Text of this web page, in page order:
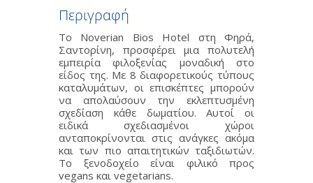
Περιγραφή
Το Noverian Bios Hotel στη Φηρά,
Σαντορίνη, προσφέρει μια πολυτελή
εμπειρία φιλοξενίας μοναδική στο
είδος της. Με 8 διαφορετικούς τύπους
καταλυμάτων, οι επισκέπτες μπορούν
να απολαύσουν την εκλεπτυσμένη
σχεδίαση κάθε δωματίου. Αυτοί οι
ειδικά σχεδιασμένοι χώροι
ανταποκρίνονται στις ανάγκες ακόμα
και των πιο απαιτητικών ταξιδιωτών.
Το ξενοδοχείο είναι φιλικό προς
vegans και vegetarians.